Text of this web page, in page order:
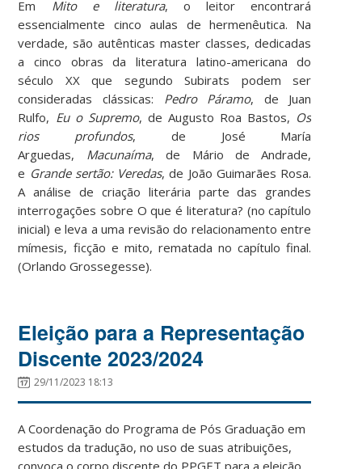
Em Mito e literatura, o leitor encontrará
essencialmente cinco aulas de hermenêutica. Na
verdade, são autênticas master classes, dedicadas
a cinco obras da literatura latino-americana do
século XX que segundo Subirats podem ser
consideradas clássicas: Pedro Páramo, de Juan
Rulfo, Eu o Supremo, de Augusto Roa Bastos, Os
rios profundos, de José María
Arguedas, Macunaíma, de Mário de Andrade,
e Grande sertão: Veredas, de João Guimarães Rosa.
A análise de criação literária parte das grandes
interrogações sobre O que é literatura? (no capítulo
inicial) e leva a uma revisão do relacionamento entre
mímesis, ficção e mito, rematada no capítulo final.
(Orlando Grossegesse).
Eleição para a Representação
Discente 2023/2024
29/11/2023 18:13
A Coordenação do Programa de Pós Graduação em
estudos da tradução, no uso de suas atribuições,
convoca o corpo discente do PPGET para a eleição